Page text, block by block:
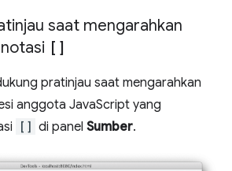
saat mengarahkan
[]
pratinjau saat mengarahkan
anggota JavaScript yang
[] di panel Sumber.